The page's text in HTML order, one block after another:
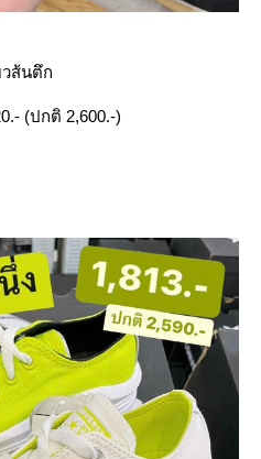
วส้นตึก
(ปกติ 2,600.-)